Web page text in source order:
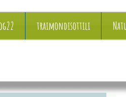
traimondisottili